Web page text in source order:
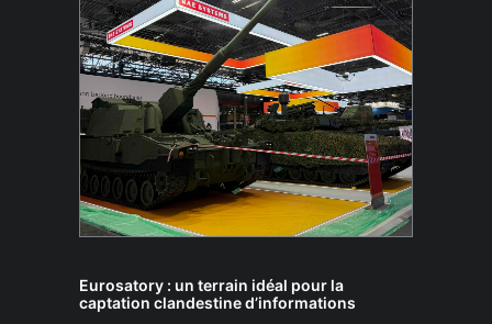
Eurosatory : un terrain idéal pour la
captation clandestine d’informations